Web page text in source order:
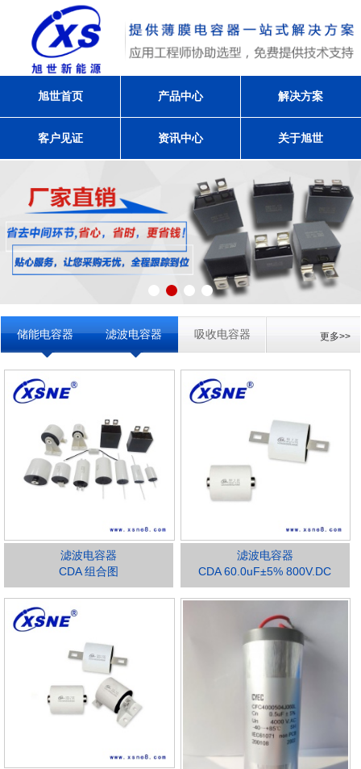
旭世首页 产品中心 解决方案
客户见证 资讯中心 关于旭世
储能电容器 滤波电容器 吸收电容器 更多>>
滤波电容器
CDA 组合图
滤波电容器
CDA 60.0uF±5% 800V.DC